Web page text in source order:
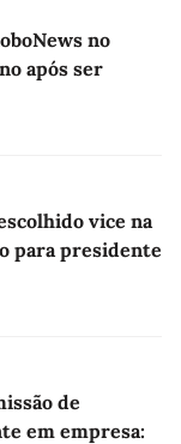
no
após ser
vice na
para presidente
de
em empresa: